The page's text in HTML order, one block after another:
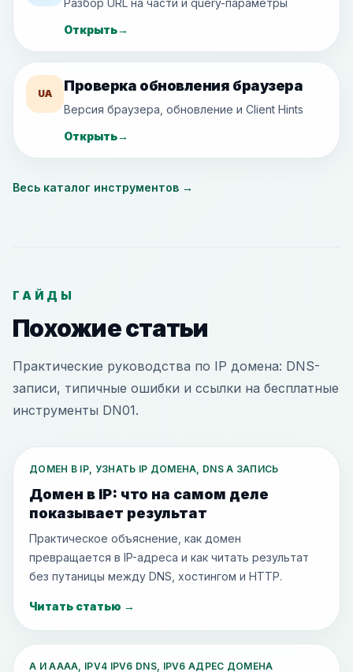
Разбор URL на части и query-параметры
Открыть→
UA Проверка обновления браузера
Версия браузера, обновление и Client Hints
Открыть→
Весь каталог инструментов →
ГАЙДЫ
Похожие статьи
Практические руководства по IP домена: DNS-
записи, типичные ошибки и ссылки на бесплатные
инструменты DN01.
ДОМЕН В IP, УЗНАТЬ IP ДОМЕНА, DNS A ЗАПИСЬ
Домен в IP: что на самом деле
показывает результат
Практическое объяснение, как домен
превращается в IP-адреса и как читать результат
без путаницы между DNS, хостингом и HTTP.
Читать статью →
A И AAAA, IPV4 IPV6 DNS, IPV6 АДРЕС ДОМЕНА